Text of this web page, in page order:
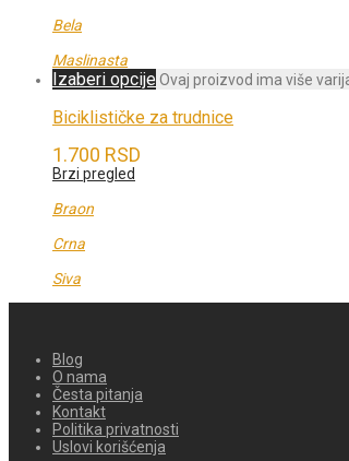
Bela
Maslinasta
Izaberi opcije Ovaj proizvod ima više
Biciklističke za trudnice
1.700 RSD
Brzi pregled
Braon
Crna
Siva
Blog
O nama
Česta pitanja
Kontakt
Politika privatnosti
Uslovi korišćenja